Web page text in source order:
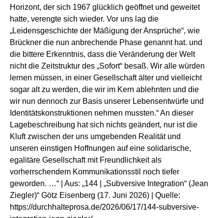
Horizont, der sich 1967 glücklich geöffnet und geweitet
hatte, verengte sich wieder. Vor uns lag die
„Leidensgeschichte der Mäßigung der Ansprüche“, wie
Brückner die nun anbrechende Phase genannt hat. und
die bittere Erkenntnis, dass die Veränderung der Welt
nicht die Zeitstruktur des „Sofort“ besaß. Wir alle würden
lernen müssen, in einer Gesellschaft älter und vielleicht
sogar alt zu werden, die wir im Kern ablehnten und die
wir nun dennoch zur Basis unserer Lebensentwürfe und
Identitätskonstruktionen nehmen mussten.“ An dieser
Lagebeschreibung hat sich nichts geändert, nur ist die
Kluft zwischen der uns umgebenden Realität und
unseren einstigen Hoffnungen auf eine solidarische,
egalitäre Gesellschaft mit Freundlichkeit als
vorherrschendem Kommunikationsstil noch tiefer
geworden. …“ | Aus: „144 | „Subversive Integration“ (Jean
Ziegler)“ Götz Eisenberg (17. Juni 2026) | Quelle:
https://durchhalteprosa.de/2026/06/17/144-subversive-